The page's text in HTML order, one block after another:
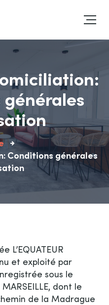
Conditions générales
L’EQUATEUR
et exploité par
sous le
dont le
de la Madrague